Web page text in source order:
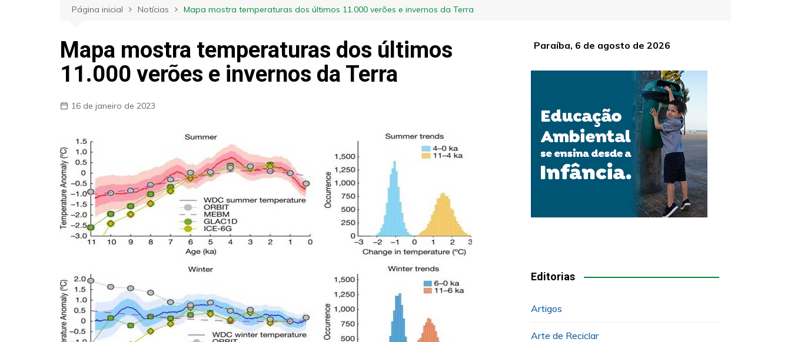
Página inicial Notícias Mapa mostra temperaturas dos últimos 11.000 verões e invernos da Terra
Mapa mostra temperaturas dos últimos
11.000 verões e invernos da Terra
16 de janeiro de 2023
Paraíba, 6 de agosto de 2026
Editorias
Artigos
Arte de Reciclar